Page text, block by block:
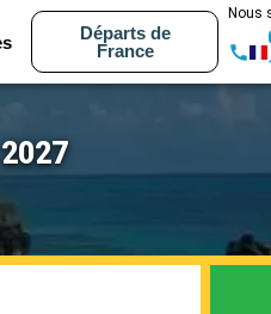
Départs de
France
Nous